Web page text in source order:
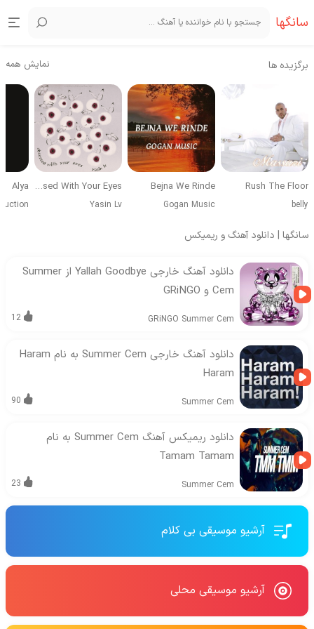
سانگها
برگزیده ها نمایش همه
Rush The Floor
belly
Bejna We Rinde
Gogan Music
Obsessed With Your Eyes
Yasin Lv
Alya
سانگها | دانلود آهنگ و ریمیکس
دانلود آهنگ خارجی Yallah Goodbye از Summer
Cem و GRiNGO
GRiNGO Summer Cem
12
دانلود آهنگ خارجی Summer Cem به نام Haram
Haram
Summer Cem
90
دانلود ریمیکس آهنگ Summer Cem به نام
Tamam Tamam
Summer Cem
23
آرشیو موسیقی بی کلام
آرشیو موسیقی محلی